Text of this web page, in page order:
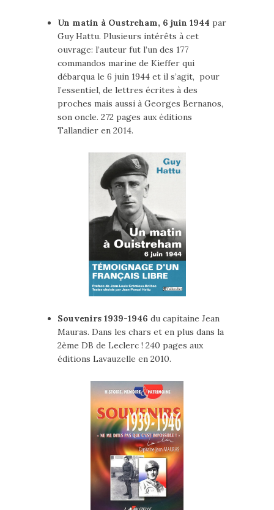
Un matin à Oustreham, 6 juin 1944 par
Guy Hattu. Plusieurs intérêts à cet
ouvrage: l’auteur fut l’un des 177
commandos marine de Kieffer qui
débarqua le 6 juin 1944 et il s’agit, pour
l’essentiel, de lettres écrites à des
proches mais aussi à Georges Bernanos,
son oncle. 272 pages aux éditions
Tallandier en 2014.
Souvenirs 1939-1946 du capitaine Jean
Mauras. Dans les chars et en plus dans la
2ème DB de Leclerc ! 240 pages aux
éditions Lavauzelle en 2010.